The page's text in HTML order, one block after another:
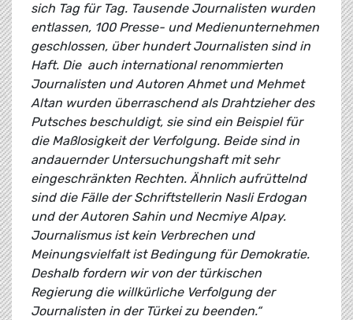
sich Tag für Tag. Tausende Journalisten wurden
entlassen, 100 Presse- und Medienunternehmen
geschlossen, über hundert Journalisten sind in
Haft. Die auch international renommierten
Journalisten und Autoren Ahmet und Mehmet
Altan wurden überraschend als Drahtzieher des
Putsches beschuldigt, sie sind ein Beispiel für
die Maßlosigkeit der Verfolgung. Beide sind in
andauernder Untersuchungshaft mit sehr
eingeschränkten Rechten. Ähnlich aufrüttelnd
sind die Fälle der Schriftstellerin Nasli Erdogan
und der Autoren Sahin und Necmiye Alpay.
Journalismus ist kein Verbrechen und
Meinungsvielfalt ist Bedingung für Demokratie.
Deshalb fordern wir von der türkischen
Regierung die willkürliche Verfolgung der
Journalisten in der Türkei zu beenden.“